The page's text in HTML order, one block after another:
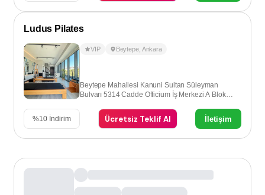
Ludus Pilates
VIP Beytepe, Ankara
Beytepe Mahallesi Kanuni Sultan Süleyman
Bulvarı 5314 Cadde Officium İş Merkezi A Blok
%10 İndirim Ücretsiz Teklif Al İletişim